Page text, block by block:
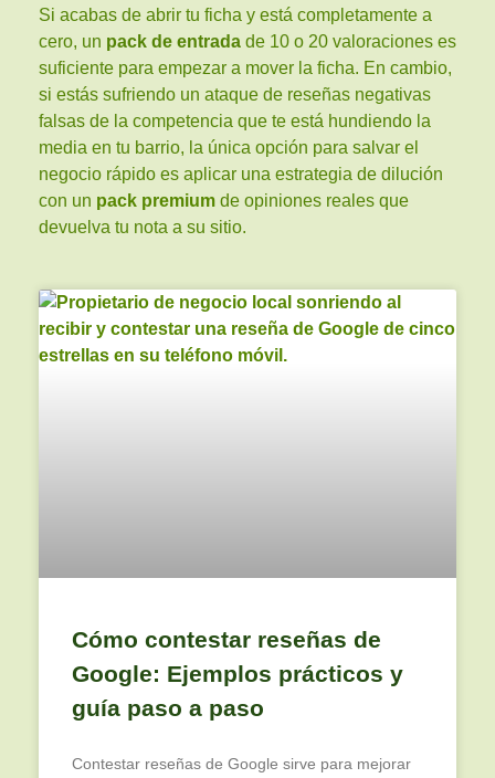
Si acabas de abrir tu ficha y está completamente a
cero, un pack de entrada de 10 o 20 valoraciones es
suficiente para empezar a mover la ficha. En cambio,
si estás sufriendo un ataque de reseñas negativas
falsas de la competencia que te está hundiendo la
media en tu barrio, la única opción para salvar el
negocio rápido es aplicar una estrategia de dilución
con un pack premium de opiniones reales que
devuelva tu nota a su sitio.
Cómo contestar reseñas de
Google: Ejemplos prácticos y
guía paso a paso
Contestar reseñas de Google sirve para mejorar